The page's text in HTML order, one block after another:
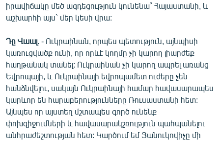
իրավիճակը մեծ ազդեցություն կունենա՞ Հայաստանի, և
աշխարհի այս` մեր կեսի վրա:
Դը Վաալ . - Ուկրաինան, որպես պետություն, այնպիսի
կառուցվածք ունի, որ որևէ կողմը չի կարող լիարժեք
հաղթանակ տանել: Ուկրաինան չի կարող ապրել առանց
Եվրոպայի, և Ուկրաինայի եվրոպամետ ուժերը չեն
հանձնվելու, սակայն Ուկրաինայի համար հավասարապես
կարևոր են հարաբերությունները Ռուսաստանի հետ:
Այնպես որ այստեղ մշտապես գործ ունենք
փոխզիջումների և հավասարակշռություն պահպանելու
անհրաժեշտության հետ: Կարծում եմ Յանուկովիչը մի